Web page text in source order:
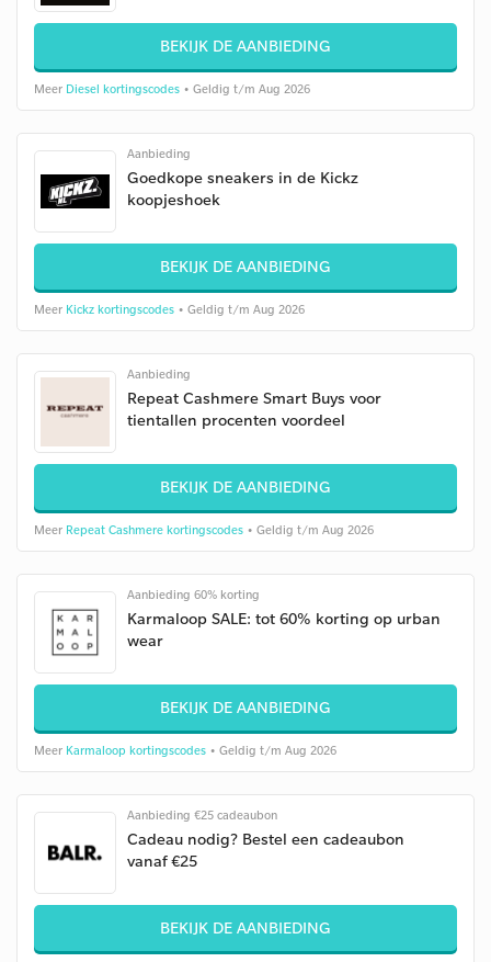
BEKIJK DE AANBIEDING
Meer Diesel kortingscodes • Geldig t/m Aug 2026
Aanbieding
Goedkope sneakers in de Kickz
koopjeshoek
BEKIJK DE AANBIEDING
Meer Kickz kortingscodes • Geldig t/m Aug 2026
Aanbieding
Repeat Cashmere Smart Buys voor
tientallen procenten voordeel
BEKIJK DE AANBIEDING
Meer Repeat Cashmere kortingscodes • Geldig t/m Aug 2026
Aanbieding 60% korting
Karmaloop SALE: tot 60% korting op urban
wear
BEKIJK DE AANBIEDING
Meer Karmaloop kortingscodes • Geldig t/m Aug 2026
Aanbieding €25 cadeaubon
Cadeau nodig? Bestel een cadeaubon
vanaf €25
BEKIJK DE AANBIEDING